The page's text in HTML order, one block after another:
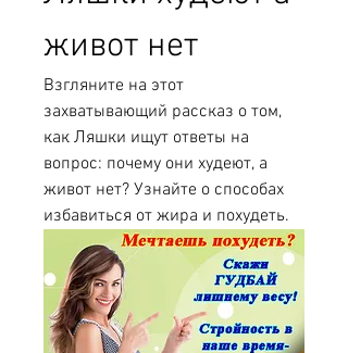
живот нет
Взгляните на этот
захватывающий рассказ о том,
как Ляшки ищут ответы на
вопрос: почему они худеют, а
живот нет? Узнайте о способах
избавиться от жира и похудеть.